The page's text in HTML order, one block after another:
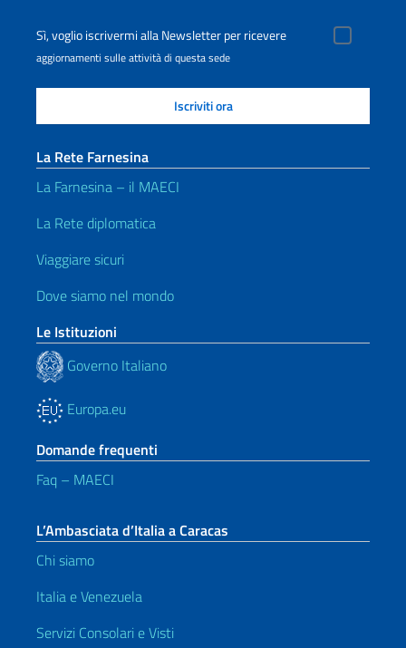
Sì, voglio iscrivermi alla Newsletter per ricevere
aggiornamenti sulle attività di questa sede
La Rete Farnesina
La Farnesina – il MAECI
La Rete diplomatica
Viaggiare sicuri
Dove siamo nel mondo
Le Istituzioni
Governo Italiano
Europa.eu
Domande frequenti
Faq – MAECI
L’Ambasciata d’Italia a Caracas
Chi siamo
Italia e Venezuela
Servizi Consolari e Visti